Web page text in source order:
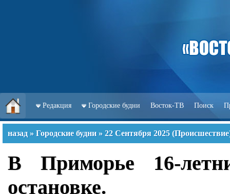
Редакция Городские будни Восток-ТВ Поиск
назад » Городские будни » 22 Сентября 2025 (Происшествие
В Приморье 16-
остановке.